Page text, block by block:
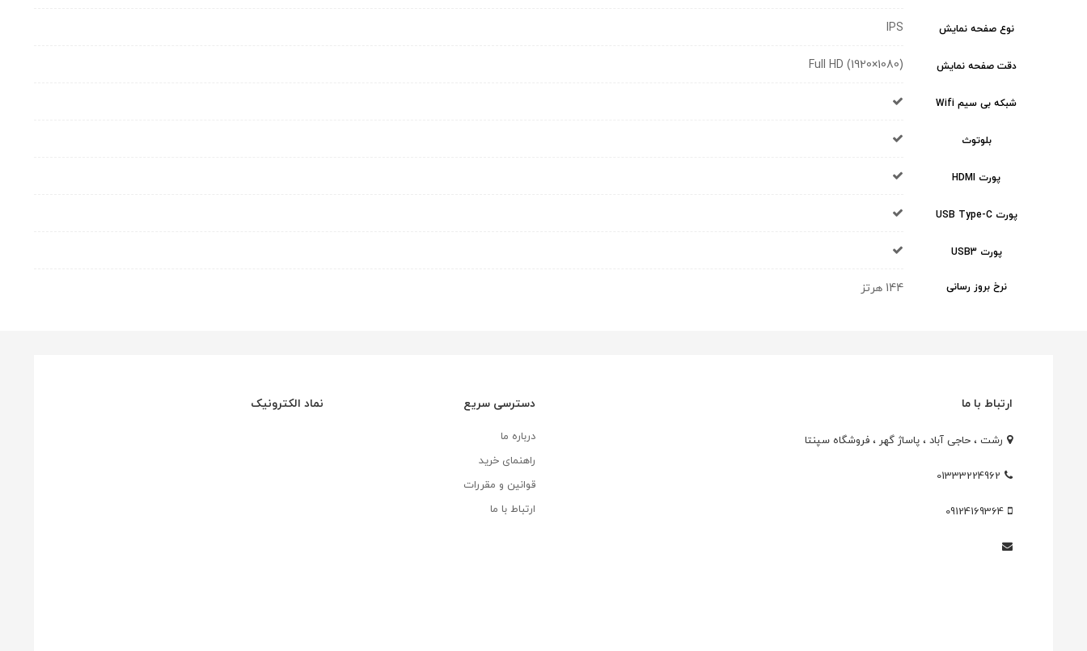
نوع صفحه نمایش IPS
دقت صفحه نمایش Full HD (1920×1080)
شبکه بی سیم Wifi
بلوتوث
پورت HDMI
پورت USB Type-C
پورت USB3
نرخ بروز رسانی 144 هرتز
ارتباط با ما
رشت ، حاجی آباد ، پاساژ گهر ، فروشگاه سپنتا
01333224962
09124169364
دسترسی سریع
درباره ما
راهنمای خرید
قوانین و مقررات
ارتباط با ما
نماد الکترونیک